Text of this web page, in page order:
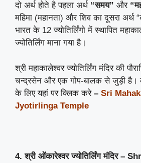
दो अर्थ होते है पहला अर्थ “समय” और
महिमा (महानता) और शिव का दूसरा अर्थ
भारत के 12 ज्योतिर्लिंगो में स्थापित
ज्योतिर्लिंग माना गया है।
श्री महाकालेश्वर ज्योतिर्लिंग मंदिर की
चन्द्रसेन और एक गोप-बालक से जुड़ी है।
के लिए यहां पर क्लिक करे – Sri
Jyotirlinga Temple
4. श्री ओंकारेश्वर ज्योतिर्लिंग मंदिर –